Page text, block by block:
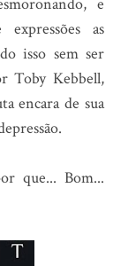
as
isso sem ser
Toby Kebbell,
encara de sua
que... Bom...